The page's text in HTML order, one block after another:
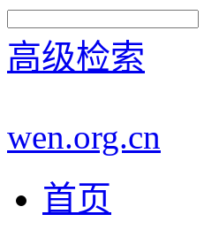
高级检索
wen.org.cn
首页